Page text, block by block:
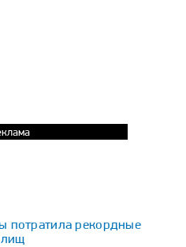
потратила рекордные